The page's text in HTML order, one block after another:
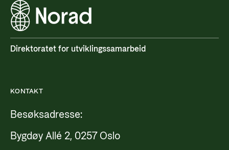
Direktoratet for utviklingssamarbeid
KONTAKT
Besøksadresse:
Bygdøy Allé 2, 0257 Oslo